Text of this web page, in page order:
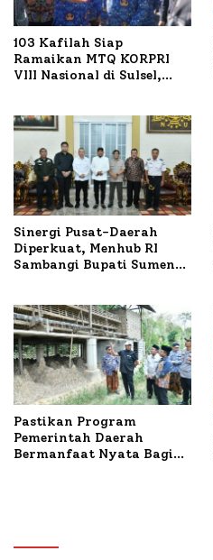
103 Kafilah Siap
Ramaikan MTQ KORPRI
VIII Nasional di Sulsel,
Sinergi Pusat-Daerah
Diperkuat, Menhub RI
Sambangi Bupati Sumenep
Pastikan Program
Pemerintah Daerah
Bermanfaat Nyata Bagi